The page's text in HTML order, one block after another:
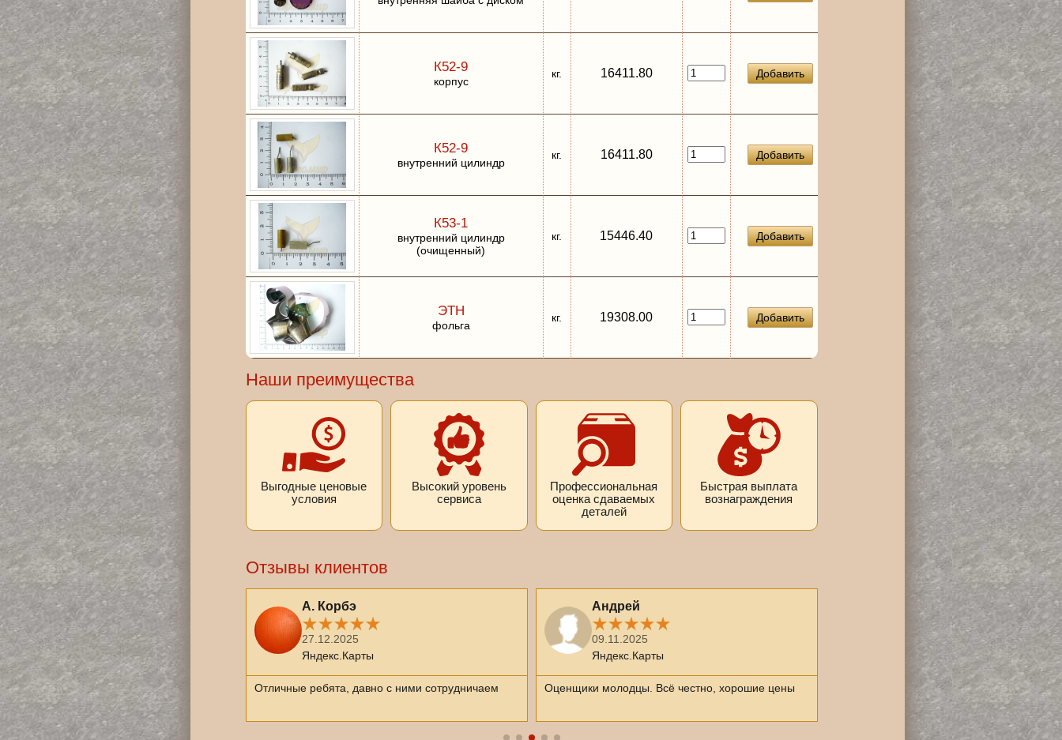
К52-9
корпус
кг. 16411.80 Добавить
К52-9
внутренний цилиндр
кг. 16411.80 Добавить
К53-1
внутренний цилиндр
(очищенный)
кг. 15446.40 Добавить
ЭТН
фольга
кг. 19308.00 Добавить
Наши преимущества
Выгодные ценовые
условия
Высокий уровень
сервиса
Профессиональная
оценка сдаваемых
деталей
Быстрая выплата
вознаграждения
Отзывы клиентов
Никита Ж.
27.12.2025
Яндекс.Карты
Быстро, честно, кино в комнате
А. Корбэ
27.12.2025
Яндекс.Карты
Отличные ребята, давно с ними сотрудничаем
Андрей
09.11.2025
Яндекс.Карты
Оценщики молодцы. Всё честно, хорошие цены
Евгений Швец
21.10.2025
Яндекс.Карты
Отличное место! Все вежливые, работаем